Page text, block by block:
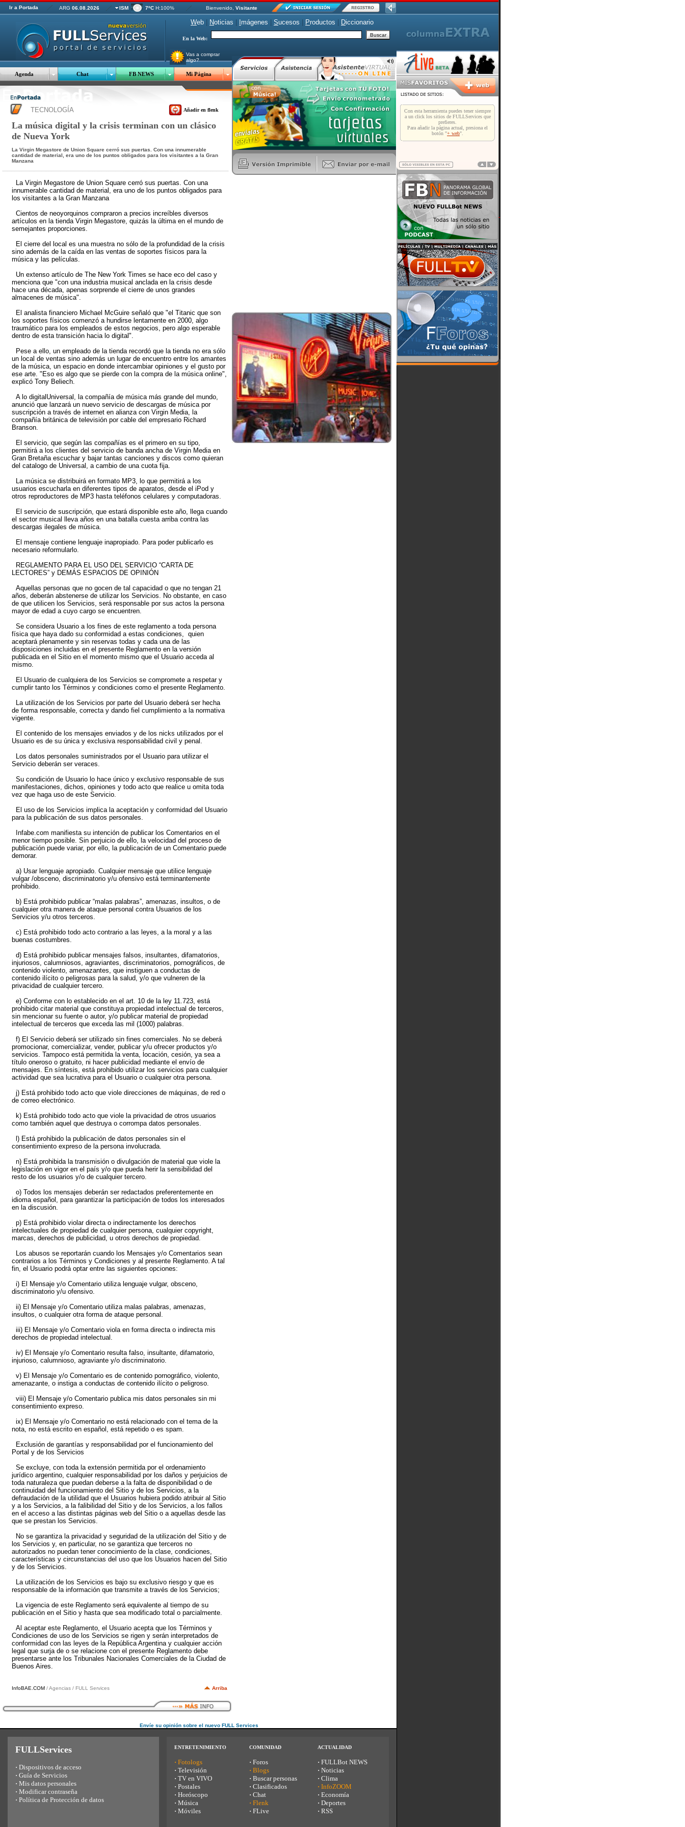
Ir a Portada ARG 06.08.2026 ISM 7ºC H:100% Bienvenido, Visitante
Web Noticias mágenes Sucesos Productos Diccionario
En la Web:
Vas a comprar
algo?
Agenda Chat FB NEWS Mi Página
TECNOLOGÍA Añadir en flenk
La música digital y la crisis terminan con un clásico
de Nueva York
La Virgin Megastore de Union Square cerró sus puertas. Con una innumerable
cantidad de material, era uno de los puntos obligados para los visitantes a la Gran
Manzana
La Virgin Megastore de Union Square cerró sus puertas. Con una
innumerable cantidad de material, era uno de los puntos obligados para
los visitantes a la Gran Manzana
Cientos de neoyorquinos compraron a precios increíbles diversos
artículos en la tienda Virgin Megastore, quizás la última en el mundo de
semejantes proporciones.
El cierre del local es una muestra no sólo de la profundidad de la crisis
sino además de la caída en las ventas de soportes físicos para la
música y las películas.
Un extenso artículo de The New York Times se hace eco del caso y
menciona que "con una industria musical anclada en la crisis desde
hace una década, apenas sorprende el cierre de unos grandes
almacenes de música".
El analista financiero Michael McGuire señaló que "el Titanic que son
los soportes físicos comenzó a hundirse lentamente en 2000, algo
traumático para los empleados de estos negocios, pero algo esperable
dentro de esta transición hacia lo digital".
Pese a ello, un empleado de la tienda recordó que la tienda no era sólo
un local de ventas sino además un lugar de encuentro entre los amantes
de la música, un espacio en donde intercambiar opiniones y el gusto por
ese arte. "Eso es algo que se pierde con la compra de la música online",
explicó Tony Beliech.
A lo digitalUniversal, la compañía de música más grande del mundo,
anunció que lanzará un nuevo servicio de descargas de música por
suscripción a través de internet en alianza con Virgin Media, la
compañía británica de televisión por cable del empresario Richard
Branson.
El servicio, que según las compañías es el primero en su tipo,
permitirá a los clientes del servicio de banda ancha de Virgin Media en
Gran Bretaña escuchar y bajar tantas canciones y discos como quieran
del catalogo de Universal, a cambio de una cuota fija.
La música se distribuirá en formato MP3, lo que permitirá a los
usuarios escucharla en diferentes tipos de aparatos, desde el iPod y
otros reproductores de MP3 hasta teléfonos celulares y computadoras.
El servicio de suscripción, que estará disponible este año, llega cuando
el sector musical lleva años en una batalla cuesta arriba contra las
descargas ilegales de música.
El mensaje contiene lenguaje inapropiado. Para poder publicarlo es
necesario reformularlo.
REGLAMENTO PARA EL USO DEL SERVICIO “CARTA DE
LECTORES” y DEMÁS ESPACIOS DE OPINIÓN
Aquellas personas que no gocen de tal capacidad o que no tengan 21
años, deberán abstenerse de utilizar los Servicios. No obstante, en caso
de que utilicen los Servicios, será responsable por sus actos la persona
mayor de edad a cuyo cargo se encuentren.
Se considera Usuario a los fines de este reglamento a toda persona
física que haya dado su conformidad a estas condiciones, quien
aceptará plenamente y sin reservas todas y cada una de las
disposiciones incluidas en el presente Reglamento en la versión
publicada en el Sitio en el momento mismo que el Usuario acceda al
mismo.
El Usuario de cualquiera de los Servicios se compromete a respetar y
cumplir tanto los Términos y condiciones como el presente Reglamento.
La utilización de los Servicios por parte del Usuario deberá ser hecha
de forma responsable, correcta y dando fiel cumplimiento a la normativa
vigente.
El contenido de los mensajes enviados y de los nicks utilizados por el
Usuario es de su única y exclusiva responsabilidad civil y penal.
Los datos personales suministrados por el Usuario para utilizar el
Servicio deberán ser veraces.
Su condición de Usuario lo hace único y exclusivo responsable de sus
manifestaciones, dichos, opiniones y todo acto que realice u omita toda
vez que haga uso de este Servicio.
El uso de los Servicios implica la aceptación y conformidad del Usuario
para la publicación de sus datos personales.
Infabe.com manifiesta su intención de publicar los Comentarios en el
menor tiempo posible. Sin perjuicio de ello, la velocidad del proceso de
publicación puede variar, por ello, la publicación de un Comentario puede
demorar.
a) Usar lenguaje apropiado. Cualquier mensaje que utilice lenguaje
vulgar /obsceno, discriminatorio y/u ofensivo está terminantemente
prohibido.
b) Está prohibido publicar “malas palabras”, amenazas, insultos, o de
cualquier otra manera de ataque personal contra Usuarios de los
Servicios y/u otros terceros.
c) Está prohibido todo acto contrario a las leyes, a la moral y a las
buenas costumbres.
d) Está prohibido publicar mensajes falsos, insultantes, difamatorios,
injuriosos, calumniosos, agraviantes, discriminatorios, pornográficos, de
contenido violento, amenazantes, que instiguen a conductas de
contenido ilícito o peligrosas para la salud, y/o que vulneren de la
privacidad de cualquier tercero.
e) Conforme con lo establecido en el art. 10 de la ley 11.723, está
prohibido citar material que constituya propiedad intelectual de terceros,
sin mencionar su fuente o autor, y/o publicar material de propiedad
intelectual de terceros que exceda las mil (1000) palabras.
f) El Servicio deberá ser utilizado sin fines comerciales. No se deberá
promocionar, comercializar, vender, publicar y/u ofrecer productos y/o
servicios. Tampoco está permitida la venta, locación, cesión, ya sea a
título oneroso o gratuito, ni hacer publicidad mediante el envío de
mensajes. En síntesis, está prohibido utilizar los servicios para cualquier
actividad que sea lucrativa para el Usuario o cualquier otra persona.
j) Está prohibido todo acto que viole direcciones de máquinas, de red o
de correo electrónico.
k) Está prohibido todo acto que viole la privacidad de otros usuarios
como también aquel que destruya o corrompa datos personales.
l) Está prohibido la publicación de datos personales sin el
consentimiento expreso de la persona involucrada.
n) Está prohibida la transmisión o divulgación de material que viole la
legislación en vigor en el país y/o que pueda herir la sensibilidad del
resto de los usuarios y/o de cualquier tercero.
o) Todos los mensajes deberán ser redactados preferentemente en
idioma español, para garantizar la participación de todos los interesados
en la discusión.
p) Está prohibido violar directa o indirectamente los derechos
intelectuales de propiedad de cualquier persona, cualquier copyright,
marcas, derechos de publicidad, u otros derechos de propiedad.
Los abusos se reportarán cuando los Mensajes y/o Comentarios sean
contrarios a los Términos y Condiciones y al presente Reglamento. A tal
fin, el Usuario podrá optar entre las siguientes opciones:
i) El Mensaje y/o Comentario utiliza lenguaje vulgar, obsceno,
discriminatorio y/u ofensivo.
ii) El Mensaje y/o Comentario utiliza malas palabras, amenazas,
insultos, o cualquier otra forma de ataque personal.
iii) El Mensaje y/o Comentario viola en forma directa o indirecta mis
derechos de propiedad intelectual.
iv) El Mensaje y/o Comentario resulta falso, insultante, difamatorio,
injurioso, calumnioso, agraviante y/o discriminatorio.
v) El Mensaje y/o Comentario es de contenido pornográfico, violento,
amenazante, o instiga a conductas de contenido ilícito o peligroso.
viii) El Mensaje y/o Comentario publica mis datos personales sin mi
consentimiento expreso.
ix) El Mensaje y/o Comentario no está relacionado con el tema de la
nota, no está escrito en español, está repetido o es spam.
Exclusión de garantías y responsabilidad por el funcionamiento del
Portal y de los Servicios
Se excluye, con toda la extensión permitida por el ordenamiento
jurídico argentino, cualquier responsabilidad por los daños y perjuicios de
toda naturaleza que puedan deberse a la falta de disponibilidad o de
continuidad del funcionamiento del Sitio y de los Servicios, a la
defraudación de la utilidad que el Usuarios hubiera podido atribuir al Sitio
y a los Servicios, a la falibilidad del Sitio y de los Servicios, a los fallos
en el acceso a las distintas páginas web del Sitio o a aquellas desde las
que se prestan los Servicios.
No se garantiza la privacidad y seguridad de la utilización del Sitio y de
los Servicios y, en particular, no se garantiza que terceros no
autorizados no puedan tener conocimiento de la clase, condiciones,
características y circunstancias del uso que los Usuarios hacen del Sitio
y de los Servicios.
La utilización de los Servicios es bajo su exclusivo riesgo y que es
responsable de la información que transmite a través de los Servicios;
La vigencia de este Reglamento será equivalente al tiempo de su
publicación en el Sitio y hasta que sea modificado total o parcialmente.
Al aceptar este Reglamento, el Usuario acepta que los Términos y
Condiciones de uso de los Servicios se rigen y serán interpretados de
conformidad con las leyes de la República Argentina y cualquier acción
legal que surja de o se relacione con el presente Reglamento debe
presentarse ante los Tribunales Nacionales Comerciales de la Ciudad de
Buenos Aires.
InfoBAE.COM / Agencias / FULL Services Arriba
Envíe su opinión sobre el nuevo FULL Services
FULLServices
· Dispositivos de acceso
· Guía de Servicios
· Mis datos personales
· Modificar contraseña
· Política de Protección de datos
ENTRETENIMIENTO
· Fotologs
· Televisión
· TV en VIVO
· Postales
· Horóscopo
· Música
· Móviles
COMUNIDAD
· Foros
· Blogs
· Buscar personas
· Clasificados
· Chat
· Flenk
· FLive
ACTUALIDAD
· FULLBot NEWS
· Noticias
· Clima
· InfoZOOM
· Economía
· Deportes
· RSS